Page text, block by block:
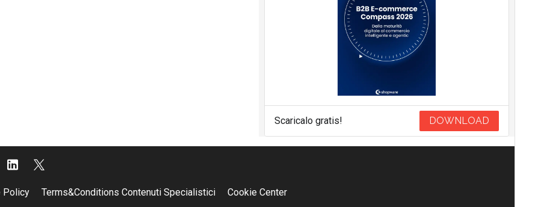
Scaricalo gratis! DOWNLOAD
Policy Terms&Conditions Contenuti Specialistici Cookie Center